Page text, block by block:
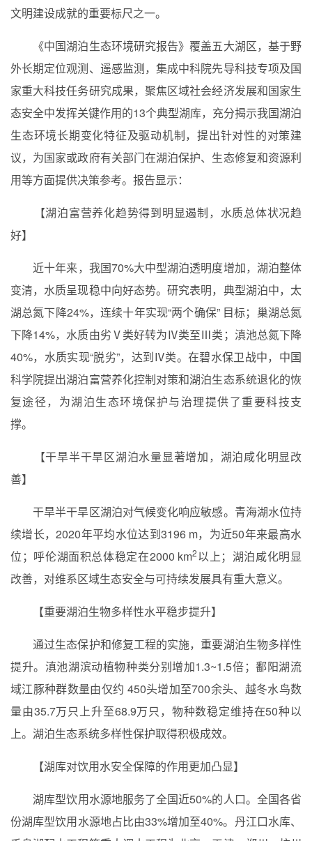
文明建设成就的重要标尺之一。
《中国湖泊生态环境研究报告》覆盖五大湖区，基于野
外长期定位观测、遥感监测，集成中科院先导科技专项及国
家重大科技任务研究成果，聚焦区域社会经济发展和国家生
态安全中发挥关键作用的13个典型湖库，充分揭示我国湖泊
生态环境长期变化特征及驱动机制，提出针对性的对策建
议，为国家或政府有关部门在湖泊保护、生态修复和资源利
用等方面提供决策参考。报告显示：
【湖泊富营养化趋势得到明显遏制，水质总体状况趋
好】
近十年来，我国70%大中型湖泊透明度增加，湖泊整体
变清，水质呈现稳中向好态势。研究表明，典型湖泊中，太
湖总氮下降24%，连续十年实现“两个确保” 目标；巢湖总氮
下降14%，水质由劣Ⅴ类好转为Ⅳ类至Ⅲ类；滇池总氮下降
40%，水质实现“脱劣”，达到Ⅳ类。在碧水保卫战中，中国
科学院提出湖泊富营养化控制对策和湖泊生态系统退化的恢
复途径，为湖泊生态环境保护与治理提供了重要科技支
撑。
【干旱半干旱区湖泊水量显著增加，湖泊咸化明显改
善】
干旱半干旱区湖泊对气候变化响应敏感。青海湖水位持
续增长，2020年平均水位达到3196 m，为近50年来最高水
位；呼伦湖面积总体稳定在2000 km2以上；湖泊咸化明显
改善，对维系区域生态安全与可持续发展具有重大意义。
【重要湖泊生物多样性水平稳步提升】
通过生态保护和修复工程的实施，重要湖泊生物多样性
提升。滇池湖滨动植物种类分别增加1.3~1.5倍；鄱阳湖流
域江豚种群数量由仅约 450头增加至700余头、越冬水鸟数
量由35.7万只上升至68.9万只，物种数稳定维持在50种以
上。湖泊生态系统多样性保护取得积极成效。
【湖库对饮用水安全保障的作用更加凸显】
湖库型饮用水源地服务了全国近50%的人口。全国各省
份湖库型饮用水源地占比由33%增加至40%。丹江口水库、